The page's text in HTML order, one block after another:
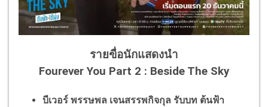
รายฃื่อนักแสดงนำ
Fourever You Part 2 : Beside The Sky
บีเวอร์ พรรษพล เจนสรรพกิจกุล รับบท ต้นฟ้า